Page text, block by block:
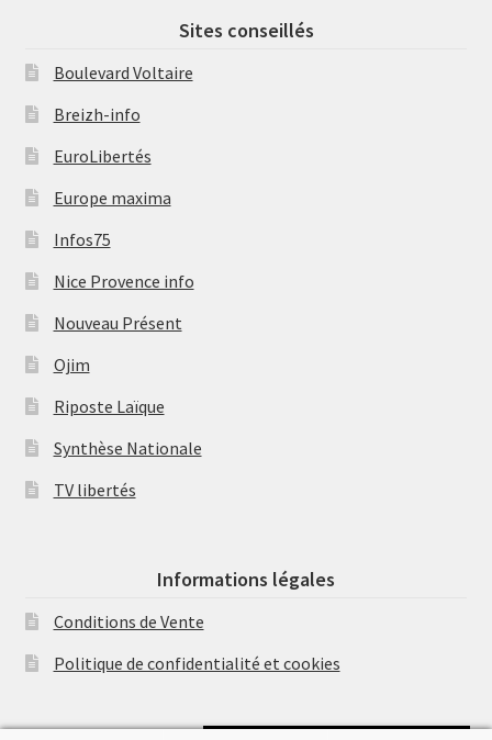
Sites conseillés
Boulevard Voltaire
Breizh-info
EuroLibertés
Europe maxima
Infos75
Nice Provence info
Nouveau Présent
Ojim
Riposte Laïque
Synthèse Nationale
TV libertés
Informations légales
Conditions de Vente
Politique de confidentialité et cookies